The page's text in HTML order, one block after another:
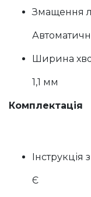
Змащення
Ширина
1,1 мм
Комплектація
Інструкція
Є